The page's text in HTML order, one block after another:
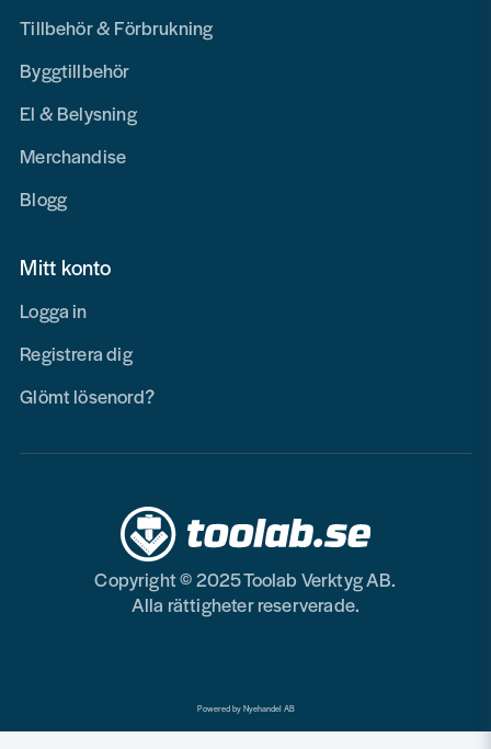
Tillbehör & Förbrukning
Byggtillbehör
El & Belysning
Merchandise
Blogg
Mitt konto
Logga in
Registrera dig
Glömt lösenord?
Copyright © 2025 Toolab Verktyg AB.
Alla rättigheter reserverade.
Powered by Nyehandel AB